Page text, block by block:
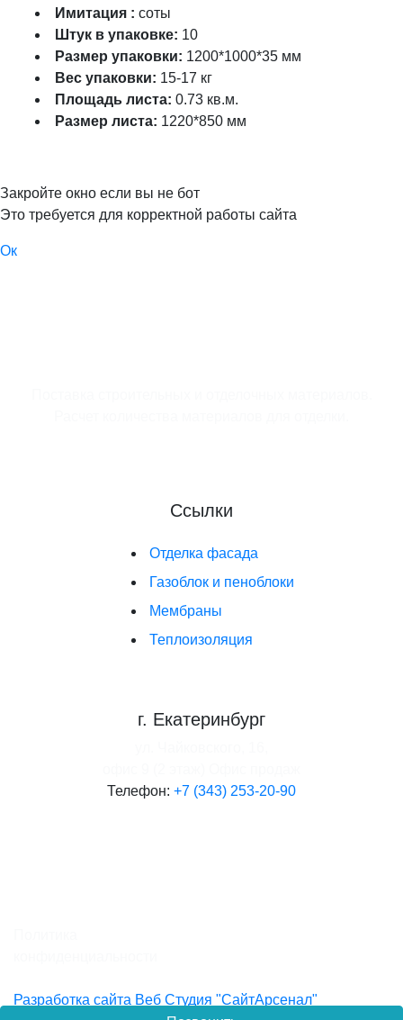
Имитация : соты
Штук в упаковке: 10
Размер упаковки: 1200*1000*35 мм
Вес упаковки: 15-17 кг
Площадь листа: 0.73 кв.м.
Размер листа: 1220*850 мм
Закройте окно если вы не бот
Это требуется для корректной работы сайта
Ок
Ссылки
Отделка фасада
Газоблок и пеноблоки
Мембраны
Теплоизоляция
г. Екатеринбург
Телефон: +7 (343) 253-20-90
Разработка сайта Веб Студия "СайтАрсенал"